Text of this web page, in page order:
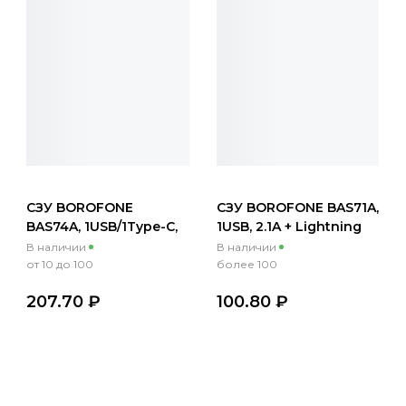
СЗУ BOROFONE
BAS74A, 1USB/1Type-C,
QC3.0+PD20W,
3А+Type-C/Lightning
В наличии
от 10 до 100
207.70 ₽
СЗУ BOROFONE BAS71A,
1USB, 2.1A + Lightning
1м, черный
В наличии
более 100
100.80 ₽